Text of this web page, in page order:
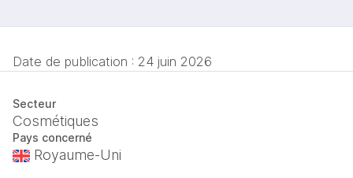
Date de publication : 24 juin 2026
Secteur
Cosmétiques
Pays concerné
Royaume-Uni